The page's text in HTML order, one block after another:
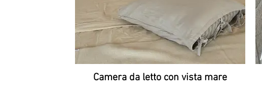
Camera da letto con vista mare